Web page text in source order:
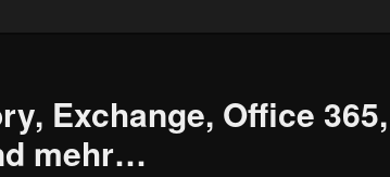
Exchange, Office 365,
mehr…